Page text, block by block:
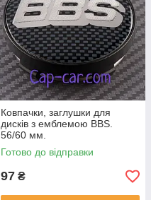
Ковпачки, заглушки для
дисків з емблемою BBS.
56/60 мм.
Готово до відправки
97 ₴